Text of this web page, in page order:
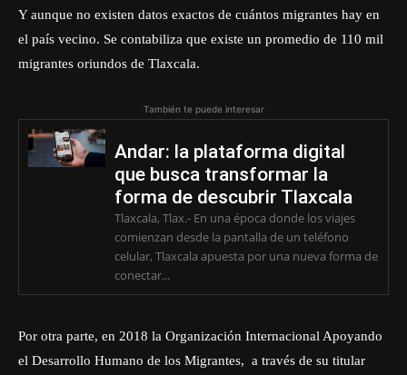
Y aunque no existen datos exactos de cuántos migrantes hay en
el país vecino. Se contabiliza que existe un promedio de 110 mil
migrantes oriundos de Tlaxcala.
También te puede interesar
Andar: la plataforma digital
que busca transformar la
forma de descubrir Tlaxcala
Tlaxcala, Tlax.- En una época donde los viajes
comienzan desde la pantalla de un teléfono
celular, Tlaxcala apuesta por una nueva forma de
conectar...
Por otra parte, en 2018 la Organización Internacional Apoyando
el Desarrollo Humano de los Migrantes, a través de su titular